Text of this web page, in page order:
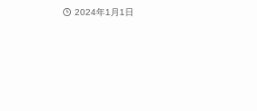
2024年1月1日